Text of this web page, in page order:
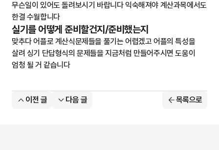
무슨일이 있어도 돌려보시기 바랍니다 익숙해져야 계산과목에서도
한결 수월합니다
실기를 어떻게 준비할건지/준비했는지
맞추다 어플로 계산식문제들을 풀기는 어렵겠고 어플의 특성을
살려 싱기 단답형식의 문제들을 지금처럼 만들어주시면 도움이
엄청 될 거 같습니다
이전 글 다음 글 목록으로